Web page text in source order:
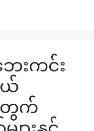
ေးကင်း
ယ်
က်